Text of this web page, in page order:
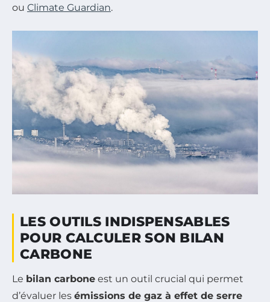
ou Climate Guardian.
LES OUTILS INDISPENSABLES
POUR CALCULER SON BILAN
CARBONE
Le bilan carbone est un outil crucial qui permet
d’évaluer les émissions de gaz à effet de serre